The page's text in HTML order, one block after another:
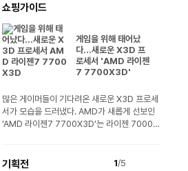
쇼핑가이드
게임을 위해 태어났
다...새로운 X3D 프
로세서 'AMD 라이젠
7 7700X3D'
많은 게이머들이 기다려온 새로운 X3D 프로세
서가 모습을 드러냈다. AMD가 새롭게 선보인
'AMD 라이젠7 7700X3D'는 라이젠 7000
기획전 1/5